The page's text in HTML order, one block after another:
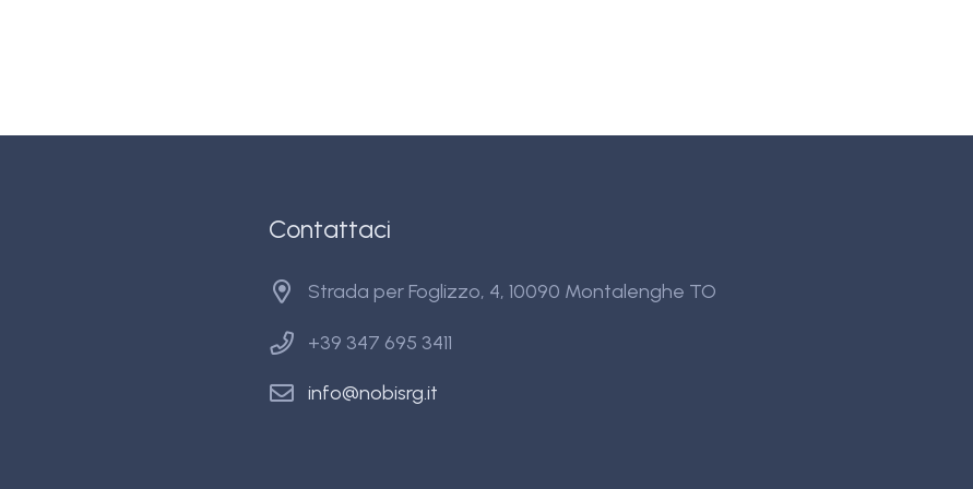
Contattaci
Strada per Foglizzo, 4, 10090 Montalenghe TO
+39 347 695 3411
info@nobisrg.it